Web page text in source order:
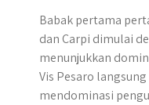
Babak pertama
dan Carpi dimulai
menunjukkan
Vis Pesaro
mendominasi